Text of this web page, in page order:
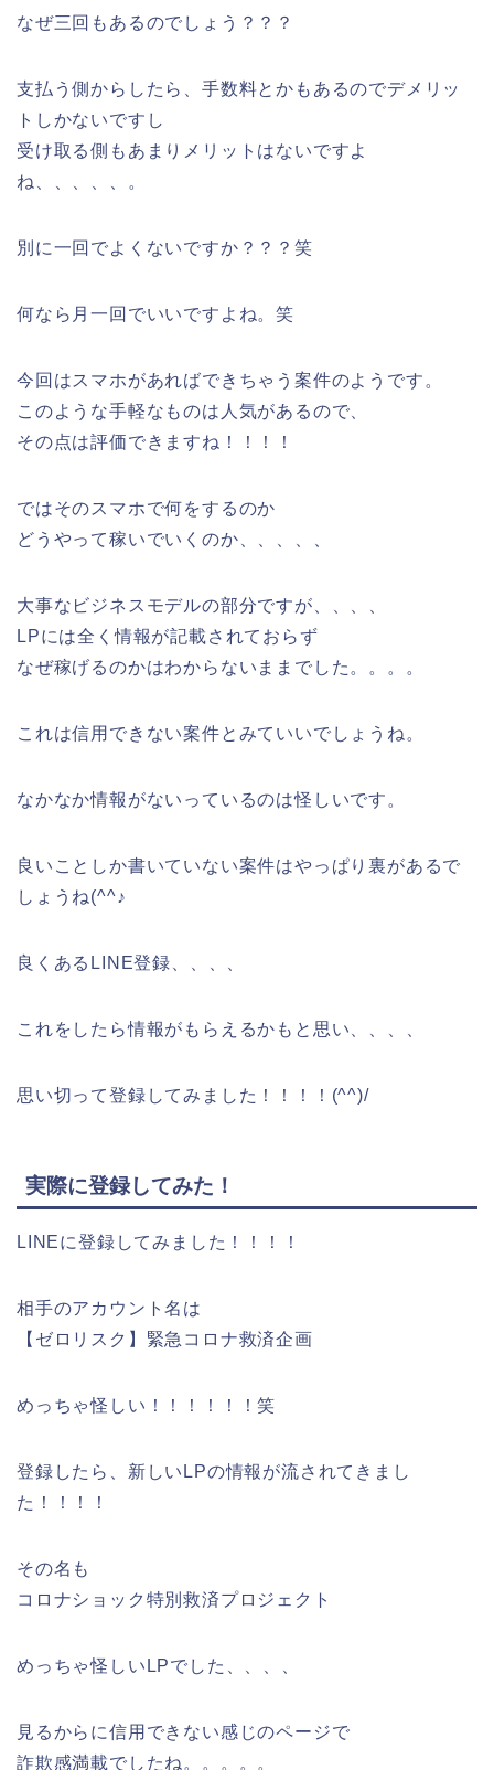
なぜ三回もあるのでしょう？？？
支払う側からしたら、手数料とかもあるのでデメリッ
トしかないですし
受け取る側もあまりメリットはないですよ
ね、、、、、。
別に一回でよくないですか？？？笑
何なら月一回でいいですよね。笑
今回はスマホがあればできちゃう案件のようです。
このような手軽なものは人気があるので、
その点は評価できますね！！！！
ではそのスマホで何をするのか
どうやって稼いでいくのか、、、、、
大事なビジネスモデルの部分ですが、、、、
LPには全く情報が記載されておらず
なぜ稼げるのかはわからないままでした。。。。
これは信用できない案件とみていいでしょうね。
なかなか情報がないっているのは怪しいです。
良いことしか書いていない案件はやっぱり裏があるで
しょうね(^^♪
良くあるLINE登録、、、、
これをしたら情報がもらえるかもと思い、、、、
思い切って登録してみました！！！！(^^)/
実際に登録してみた！
LINEに登録してみました！！！！
相手のアカウント名は
【ゼロリスク】緊急コロナ救済企画
めっちゃ怪しい！！！！！！笑
登録したら、新しいLPの情報が流されてきまし
た！！！！
その名も
コロナショック特別救済プロジェクト
めっちゃ怪しいLPでした、、、、
見るからに信用できない感じのページで
詐欺感満載でしたね。。。。。